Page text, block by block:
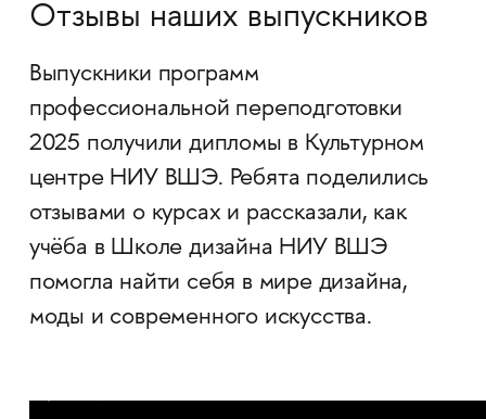
Отзывы наших выпускников
Выпускники программ
профессиональной переподготовки
2025 получили дипломы в Культурном
центре НИУ ВШЭ. Ребята поделились
отзывами о курсах и рассказали, как
учёба в Школе дизайна НИУ ВШЭ
помогла найти себя в мире дизайна,
моды и современного искусства.